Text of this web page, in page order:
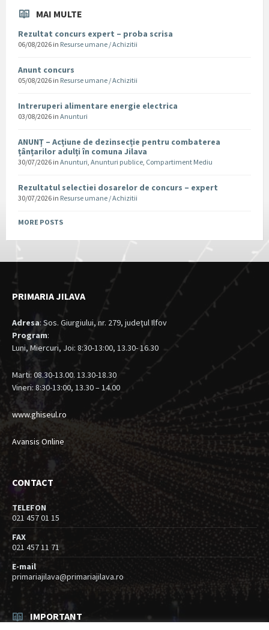
MAI MULTE
Rezultat concurs expert – proba scrisa
06/08/2026 in Resurse umane / Achizitii
Anunt concurs
05/08/2026 in Resurse umane / Achizitii
Intreruperi alimentare energie electrica
03/08/2026 in Anunturi
ANUNȚ – Acțiune de dezinsecție pentru combaterea
țânțarilor adulți în comuna Jilava
30/07/2026 in Anunturi, Anunturi publice, Compartiment Mediu
Rezultatul selectiei dosarelor de concurs – expert
30/07/2026 in Resurse umane / Achizitii
MORE POSTS
PRIMARIA JILAVA
Adresa: Sos. Giurgiului, nr. 279, judeţul Ilfov
Program:
Luni, Miercuri, Joi: 8:30-13:00, 13.30- 16.30
Marti: 08.30-13.00. 13.30-18.30
Vineri: 8:30-13:00, 13.30 – 14.00
www.ghiseul.ro
Avansis Online
CONTACT
TELEFON
021 457 01 15
FAX
021 457 11 71
E-mail
primariajilava@primariajilava.ro
IMPORTANT